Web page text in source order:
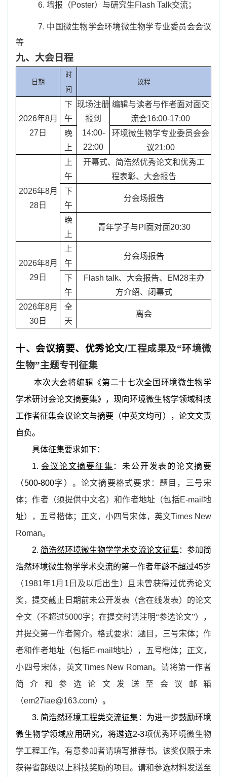
6. 墙报（Poster）与研究生Flash Talk交流；
7. 中国微生物学会环境微生物学专业委员会会议
等
九、大会日程
日期
时
间
议程
2026年8月
27 日
下
午
现场注册
报到
14:00-
22:00
编辑与读者与作者面对面交
流会16:00-17:00
晚
上
环境微生物学专业委员会会
议21:00
2026年8月
28 日
上
午
开幕式、简浩然优秀论文和优秀工
程表彰、大会报告
下
午
分会场报告
晚
上
青年学子与PI 面对面20:30
2026年8月
29 日
上
午
分会场报告
下
午
Flash talk、大会报告、 EM28主办
方介绍、闭幕式
2026年8月
30 日
全
天
离会
十、会议摘要、优秀论文/工程成果及“环境微
生物”主题专刊征集
本次大会将编辑《第二十七次全国环境微生物学
学术研讨会论文摘要集》，现向环境微生物学领域科技
工作者征集会议论文与摘要（中英文均可），论文文责
自负。
具体征集要求如下：
1. 会议论文摘要征集 ：未公开发表的论文摘要
（500-800字）。论文摘要格式要求：题目，三号宋
体；作者（须提供中文名）和作者地址（包括E-mail 地
址），五号楷体；正文，小四号宋体，英文Times New
Roman。
2. 简浩然环境微生物学学术交流论文征集：参加简
浩然环境微生物学学术交流的第一作者年龄不超过45岁
（1981年1月 1 日及以后出生）且未曾获得过优秀论文
奖，提交截止日期前未公开发表（含在线发表）的论文
全文（不超过5000字；在提交时请注明“参选论文”），
并提交第一作者简介。格式要求：题目，三号宋体；作
者和作者地址（包括E-mail 地址），五号楷体；正文，
小四号宋体，英文Times New Roman。请将第一作者
简介和参选论文发送至会议邮箱
（em27iae@163.com）。
3. 简浩然环境工程类交流征集 ：为进一步鼓励环境
微生物学领域应用研究，将遴选2-3项优秀环境微生物
学工程工作。有意参加者请填写推荐书。该奖仅限于未
获得省部级以上科技奖励的项目。请和参选材料发送至